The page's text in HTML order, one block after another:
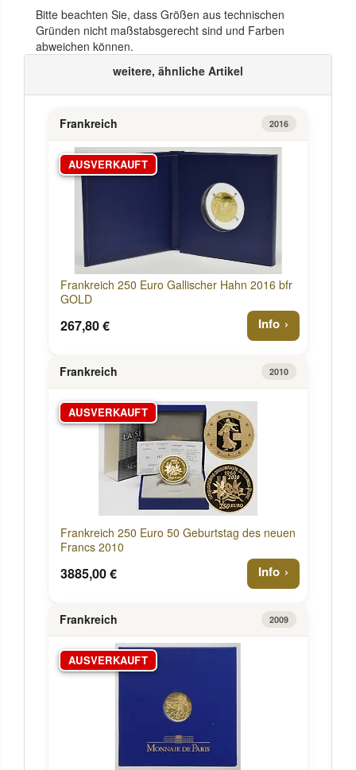
Bitte beachten Sie, dass Größen aus technischen
Gründen nicht maßstabsgerecht sind und Farben
abweichen können.
weitere, ähnliche Artikel
Frankreich 2016
AUSVERKAUFT
Frankreich 250 Euro Gallischer Hahn 2016 bfr
GOLD
267,80 € Info
Frankreich 2010
AUSVERKAUFT
Frankreich 250 Euro 50 Geburtstag des neuen
Francs 2010
3885,00 € Info
Frankreich 2009
AUSVERKAUFT